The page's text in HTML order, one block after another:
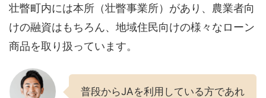
壮瞥町内には本所（壮瞥事業所）があり、農業者向
けの融資はもちろん、地域住民向けの様々なローン
商品を取り扱っています。
普段からJAを利用している方であれ